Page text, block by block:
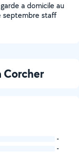
a domicile au
septembre staff
Corcher
-
-